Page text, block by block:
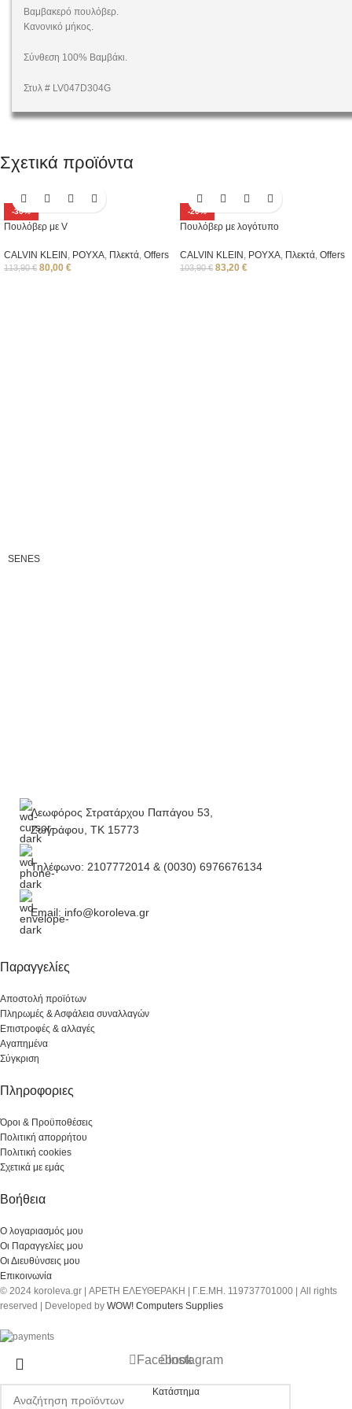
Βαμβακερό πουλόβερ.
Κανονικό μήκος.
Σύνθεση 100% Βαμβάκι.
Στυλ # LV047D304G
Σχετικά προϊόντα
-30%
Πουλόβερ με V
CALVIN KLEIN , ΡΟΥΧΑ, Πλεκτά, Offers
113,90€ 80,00 €
-20%
Πουλόβερ με λογότυπο
CALVIN KLEIN , ΡΟΥΧΑ, Πλεκτά, Offers
103,90€ 83,20 €
SENES
Λεωφόρος Στρατάρχου Παπάγου 53,
Ζωγράφου, ΤΚ 15773
Τηλέφωνο: 2107772014 & (0030) 6976676134
Email: info@koroleva.gr
Παραγγελίες
Αποστολή προϊότων
Πληρωμές & Ασφάλεια συναλλαγών
Επιστροφές & αλλαγές
Αγαπημένα
Σύγκριση
Πληροφοριες
Όροι & Προϋποθέσεις
Πολιτική απορρήτου
Πολιτική cookies
Σχετικά με εμάς
Βοήθεια
Ο λογαριασμός μου
Οι Παραγγελίες μου
Οι Διευθύνσεις μου
Επικοινωνία
© 2024 koroleva.gr | ΑΡΕΤΗ ΕΛΕΥΘΕΡΑΚΗ | Γ.Ε.ΜΗ. 119737701000 | All rights
reserved | Developed by WOW! Computers Supplies
FacebookInstagram
Κατάστημα